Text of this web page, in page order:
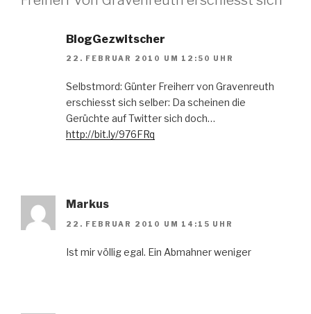
BlogGezwitscher
22. FEBRUAR 2010 UM 12:50 UHR
Selbstmord: Günter Freiherr von Gravenreuth
erschiesst sich selber: Da scheinen die
Gerüchte auf Twitter sich doch…
http://bit.ly/976FRq
Markus
22. FEBRUAR 2010 UM 14:15 UHR
Ist mir völlig egal. Ein Abmahner weniger